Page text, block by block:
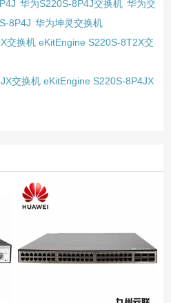
华为S220S-8P4J交换机 华为交
8P4J 华为坤灵交换机
交换机 eKitEngine S220S-8T2X交
交换机 eKitEngine S220S-8P4JX